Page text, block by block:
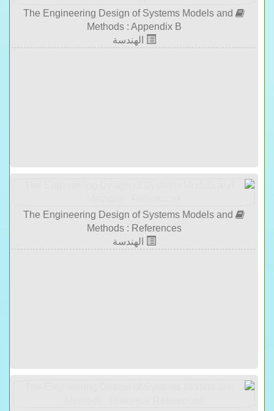
The Engineering Design of Systems Models and
Methods : Appendix B
الهندسة
The Engineering Design of Systems Models and
Methods : References
الهندسة